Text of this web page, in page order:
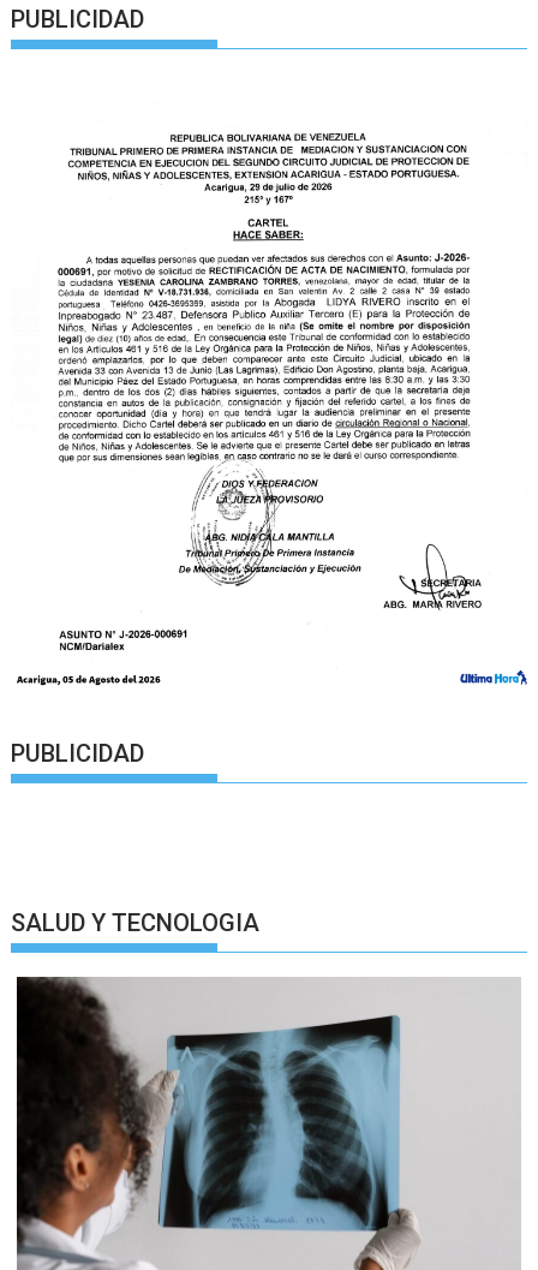
PUBLICIDAD
PUBLICIDAD
SALUD Y TECNOLOGIA